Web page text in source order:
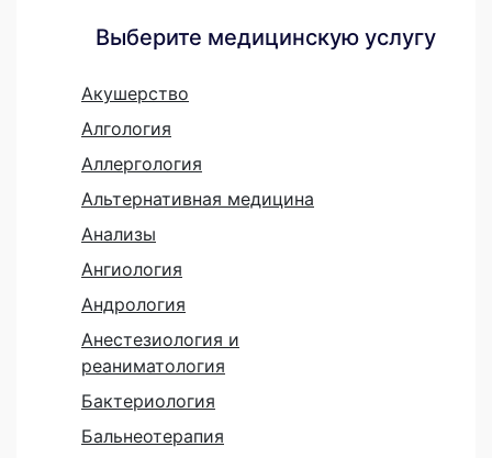
Выберите медицинскую услугу
Акушерство
Алгология
Аллергология
Альтернативная медицина
Анализы
Ангиология
Андрология
Анестезиология и
реаниматология
Бактериология
Бальнеотерапия